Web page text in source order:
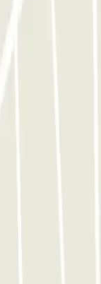
de-
General
Compostela
Aparking
(SCQ)